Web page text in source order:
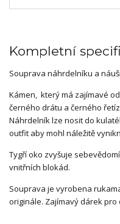
Kompletní
Souprava náhrdelníku a
Kámen, který má zajímavé
černého drátu a černého
Náhrdelník lze nosit do
outfit aby mohl náležitě
Tygří oko zvyšuje
vnitřních blokád.
Souprava je vyrobena
originále. Zajímavý dárek pro